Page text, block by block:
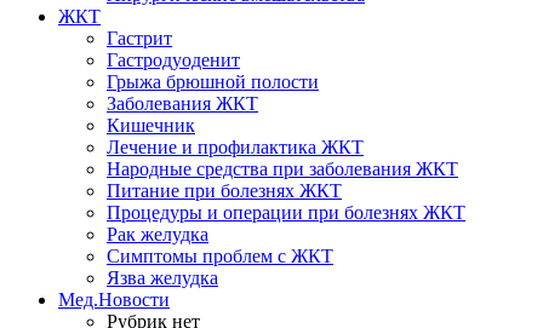
ЖКТ
Гастрит
Гастродуоденит
Грыжа брюшной полости
Заболевания ЖКТ
Кишечник
Лечение и профилактика ЖКТ
Народные средства при заболевания ЖКТ
Питание при болезнях ЖКТ
Процедуры и операции при болезнях ЖКТ
Рак желудка
Симптомы проблем с ЖКТ
Язва желудка
Мед.Новости
Рубрик нет